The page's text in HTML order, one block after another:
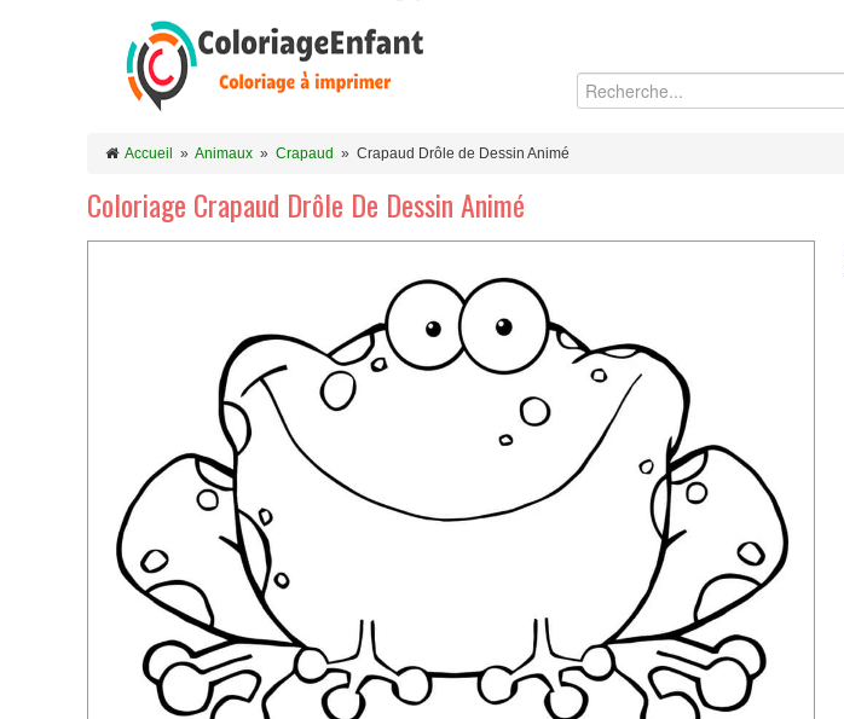
Accueil » Animaux » Crapaud » Crapaud Drôle de Dessin Animé
Coloriage Crapaud Drôle De Dessin Animé